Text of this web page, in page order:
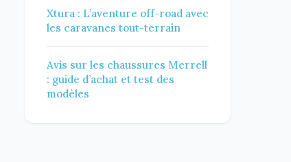
Xtura : L’aventure off-road avec
les caravanes tout-terrain
Avis sur les chaussures Merrell
: guide d’achat et test des
modèles